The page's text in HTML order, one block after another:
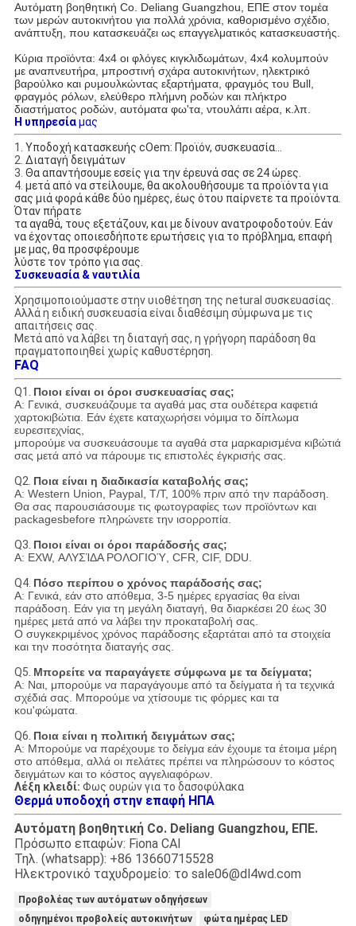
Αυτόματη βοηθητική Co. Deliang Guangzhou, ΕΠΕ στον τομέα
των μερών αυτοκινήτου για πολλά χρόνια, καθορισμένο σχέδιο,
ανάπτυξη, που κατασκευάζει ως επαγγελματικός κατασκευαστής.
Κύρια προϊόντα: 4x4 οι φλόγες κιγκλιδωμάτων, 4x4 κολυμπούν
με αναπνευτήρα, μπροστινή σχάρα αυτοκινήτων, ηλεκτρικό
βαρούλκο και ρυμουλκώντας εξαρτήματα, φραγμός του Bull,
φραγμός ρόλων, ελεύθερο πλήμνη ροδών και πλήκτρο
διαστήματος ροδών, αυτόματα φω'τα, ντουλάπι αέρα, κ.λπ.
Η υπηρεσίαμας
1. Υποδοχή κατασκευής cOem: Προϊόν, συσκευασία…
2. Διαταγή δειγμάτων
3. Θα απαντήσουμε εσείς για την έρευνά σας σε 24 ώρες.
4. μετά από να στείλουμε, θα ακολουθήσουμε τα προϊόντα για
σας μιά φορά κάθε δύο ημέρες, έως ότου παίρνετε τα προϊόντα.
Όταν πήρατε
τα αγαθά, τους εξετάζουν, και με δίνουν ανατροφοδοτούν. Εάν
να έχοντας οποιεσδήποτε ερωτήσεις για το πρόβλημα, επαφή
με μας, θα προσφέρουμε
λύστε τον τρόπο για σας.
Συσκευασία & ναυτιλία
Χρησιμοποιούμαστε στην υιοθέτηση της netural συσκευασίας.
Αλλά η ειδική συσκευασία είναι διαθέσιμη σύμφωνα με τις
απαιτήσεις σας.
Μετά από να λάβει τη διαταγή σας, η γρήγορη παράδοση θα
πραγματοποιηθεί χωρίς καθυστέρηση.
FAQ
Q1. Ποιοι είναι οι όροι συσκευασίας σας;
Α: Γενικά, συσκευάζουμε τα αγαθά μας στα ουδέτερα καφετιά
χαρτοκιβώτια. Εάν έχετε καταχωρήσει νόμιμα το δίπλωμα
ευρεσιτεχνίας,
μπορούμε να συσκευάσουμε τα αγαθά στα μαρκαρισμένα κιβώτιά
σας μετά από να πάρουμε τις επιστολές έγκρισής σας.
Q2. Ποια είναι η διαδικασία καταβολής σας;
Α: Western Union, Paypal, T/T, 100% πριν από την παράδοση.
Θα σας παρουσιάσουμε τις φωτογραφίες των προϊόντων και
packagesbefore πληρώνετε την ισορροπία.
Q3. Ποιοι είναι οι όροι παράδοσής σας;
Α: EXW, ΑΛΥΣΊΔΑ ΡΟΛΟΓΙΟΎ, CFR, CIF, DDU.
Q4. Πόσο περίπου ο χρόνος παράδοσής σας;
Α: Γενικά, εάν στο απόθεμα, 3-5 ημέρες εργασίας θα είναι
παράδοση. Εάν για τη μεγάλη διαταγή, θα διαρκέσει 20 έως 30
ημέρες μετά από να λάβει την προκαταβολή σας.
Ο συγκεκριμένος χρόνος παράδοσης εξαρτάται από τα στοιχεία
και την ποσότητα διαταγής σας.
Q5. Μπορείτε να παραγάγετε σύμφωνα με τα δείγματα;
Α: Ναι, μπορούμε να παραγάγουμε από τα δείγματα ή τα τεχνικά
σχέδιά σας. Μπορούμε να χτίσουμε τις φόρμες και τα
κοu'φώματα.
Q6. Ποια είναι η πολιτική δειγμάτων σας;
Α: Μπορούμε να παρέχουμε το δείγμα εάν έχουμε τα έτοιμα μέρη
στο απόθεμα, αλλά οι πελάτες πρέπει να πληρώσουν το κόστος
δειγμάτων και το κόστος αγγελιαφόρων.
Λέξη κλειδί: Φως ουρών για το δασοφύλακα
Θερμά υποδοχή στην επαφή ΗΠΑ
Αυτόματη βοηθητική Co. Deliang Guangzhou, ΕΠΕ.
Πρόσωπο επαφών: Fiona CAI
Τηλ. (whatsapp): +86 13660715528
Ηλεκτρονικό ταχυδρομείο: το sale06@dl4wd.com
Προβολέας των αυτόματων οδηγήσεων
οδηγημένοι προβολείς αυτοκινήτων
φώτα ημέρας LED